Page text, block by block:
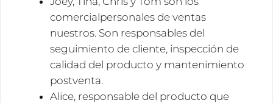
comercialpersonales de ventas
nuestros. Son responsables del
seguimiento de cliente, inspección de
calidad del producto y mantenimiento
postventa.
Alice, responsable del producto que